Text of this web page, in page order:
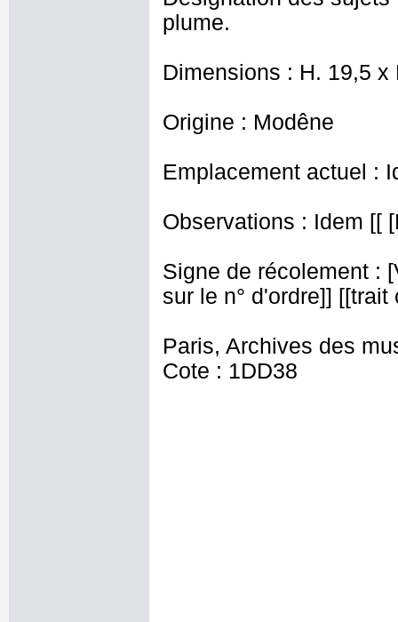
plume.
Dimensions : H. 19,5 x
Origine : Modêne
Emplacement actuel :
Observations : Idem [[
Signe de récolement :
sur le n° d'ordre]]
Paris, Archives des
Cote : 1DD38